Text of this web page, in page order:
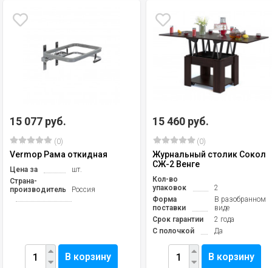
15 077 руб.
(0)
Vermop Рама откидная
Цена за
шт.
Страна-
производитель
Россия
В корзину
15 460 руб.
(0)
Журнальный столик Сокол
СЖ-2 Венге
Кол-во
упаковок
2
Форма
поставки
В разобранном
виде
Срок гарантии
2 года
С полочкой
Да
В корзину